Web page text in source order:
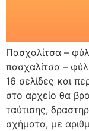
Πασχαλίτσα –
πασχαλίτσα –
16 σελίδες και
στο αρχείο θα
ταύτισης,
σχήματα, με